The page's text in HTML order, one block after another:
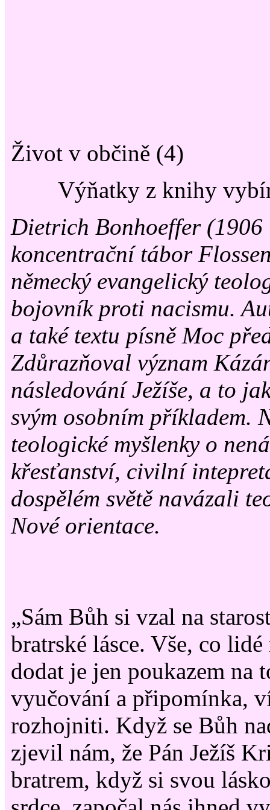
Život v občině (4)
Výňatky z knihy
Dietrich Bonhoeffer
koncentrační tábor
německý evangelický
bojovník proti nacismu.
a také textu písně Moc
Zdůrazňoval význam
následování Ježíše, a to
svým osobním příkladem.
teologické myšlenky o
křesťanství, civilní
dospělém světě navázali
Nové orientace.
„Sám Bůh si vzal na
bratrské lásce. Vše, co
dodat je jen poukazem na
vyučování a připomínka,
rozhojniti. Když se Bůh
zjevil nám, že Pán Ježíš
bratrem, když si svou